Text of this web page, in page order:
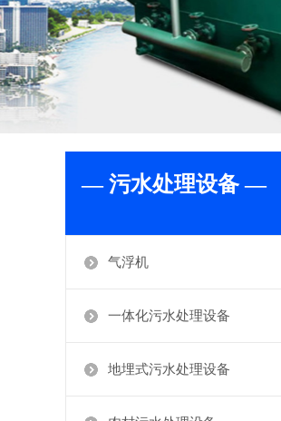
— 污水处理设备 —
气浮机
一体化污水处理设备
地埋式污水处理设备